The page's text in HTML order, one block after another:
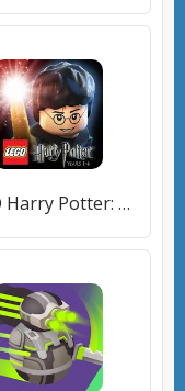
LEGO Harry Potter: Years 1-4